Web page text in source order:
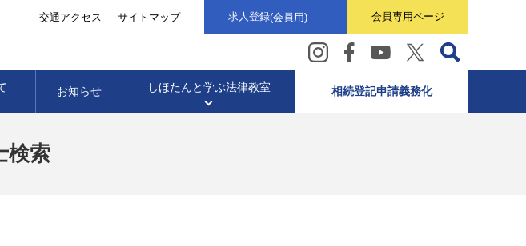
交通アクセス サイトマップ 求人登録(会員用) 会員専用ページ
お知らせ しほたんと学ぶ法律教室 相続登記申請義務化
検索